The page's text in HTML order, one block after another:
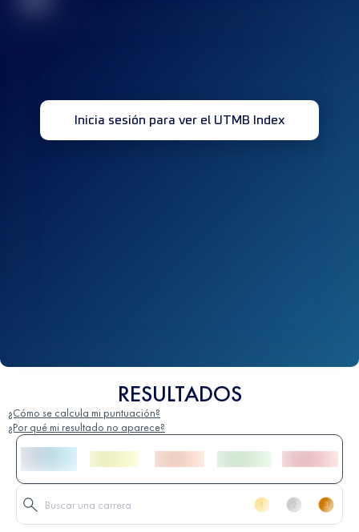
Inicia sesión para ver el UTMB Index
RESULTADOS
¿Cómo se calcula mi puntuación?
¿Por qué mi resultado no aparece?